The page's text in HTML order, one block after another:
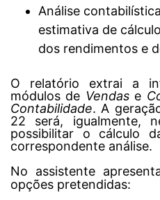
Análise
estimativa de
dos rendimentos e
O relatório extrai a
módulos de Vendase
Contabilidade. A
22 será, igualmente,
possibilitar o cálculo
correspondente análise.
No assistente
opções pretendidas: